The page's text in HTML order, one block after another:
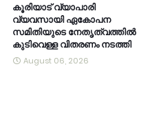
കൂരിയാട് വ്യാപാരി
വ്യവസായി ഏകോപന
സമിതിയുടെ നേതൃത്വത്തിൽ
കുടിവെള്ള വിതരണം നടത്തി
August 06, 2026